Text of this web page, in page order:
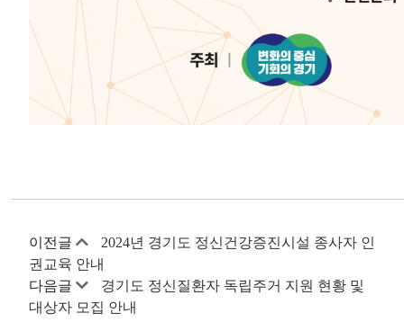
이전글
2024년 경기도 정신건강증진시설 종사자 인
권교육 안내
다음글
경기도 정신질환자 독립주거 지원 현황 및
대상자 모집 안내